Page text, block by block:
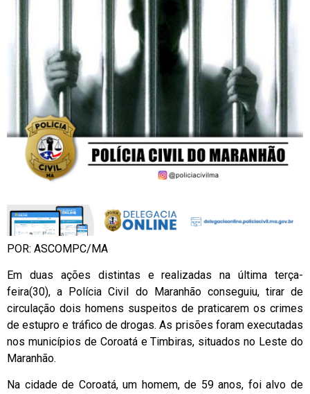
POR: ASCOMPC/MA
Em duas ações distintas e realizadas na última terça-
feira(30), a Polícia Civil do Maranhão conseguiu, tirar de
circulação dois homens suspeitos de praticarem os crimes
de estupro e tráfico de drogas. As prisões foram executadas
nos municípios de Coroatá e Timbiras, situados no Leste do
Maranhão.
Na cidade de Coroatá, um homem, de 59 anos, foi alvo de